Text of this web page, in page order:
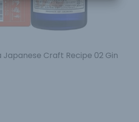
Japanese Craft Recipe 02 Gin